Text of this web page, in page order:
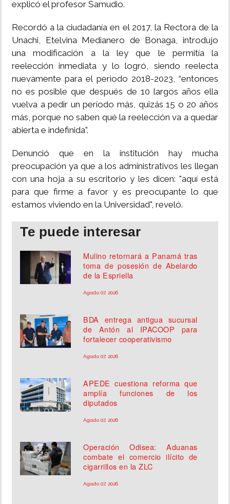
explicó el profesor Samudio.
Recordó a la ciudadanía en el 2017, la Rectora de la
Unachi, Etelvina Medianero de Bonaga, introdujo
una modificación a la ley que le permitía la
reelección inmediata y lo logró, siendo reelecta
nuevamente para el periodo 2018-2023, “entonces
no es posible que después de 10 largos años ella
vuelva a pedir un período más, quizás 15 o 20 años
más, porque no saben qué la reelección va a quedar
abierta e indefinida”.
Denunció que en la institución hay mucha
preocupación ya que a los administrativos les llegan
con una hoja a su escritorio y les dicen: "aquí está
para que firme a favor y es preocupante lo que
estamos viviendo en la Universidad", reveló.
Te puede interesar
Mulino retornará a Panamá tras
toma de posesión de Abelardo
de la Espriella
Agosto 07, 2026
BDA entrega antigua sucursal
de Antón al IPACOOP para
fortalecer cooperativismo
Agosto 07, 2026
APEDE cuestiona reforma que
amplía funciones de los
diputados
Agosto 07, 2026
Operación Odisea: Aduanas
combate el comercio ilícito de
cigarrillos en la ZLC
Agosto 07, 2026